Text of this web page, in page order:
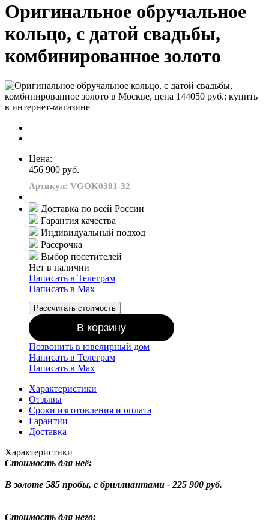
Оригинальное обручальное
кольцо, с датой свадьбы,
комбинированное золото
Цена:
456 900 руб.
Артикул: VGOK0301-32
Доставка по всей России
Гарантия качества
Индивидуальный подход
Рассрочка
Выбор посетителей
Нет в наличии
Написать в Телеграм
Написать в Мах
Рассчитать стоимость
В корзину
Позвонить в ювелирный дом
Написать в Телеграм
Написать в Мах
Характеристики
Отзывы
Сроки изготовления и оплата
Гарантии
Доставка
Характеристики
Стоимость для неё:
В золоте 585 пробы, с бриллиантами - 225 900 руб.
Стоимость для него: